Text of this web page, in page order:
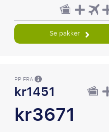
Se pakker
PP FRA
kr1451
kr3671